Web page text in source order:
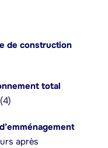
de construction
total
après